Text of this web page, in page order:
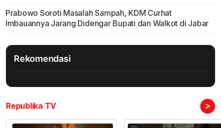
Prabowo Soroti Masalah Sampah, KDM Curhat
Imbauannya Jarang Didengar Bupati dan Walkot di Jabar
Rekomendasi
Republika TV >